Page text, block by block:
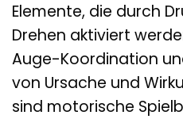
Elemente, die durch
Drehen aktiviert
Auge-Koordination
von Ursache und
sind motorische